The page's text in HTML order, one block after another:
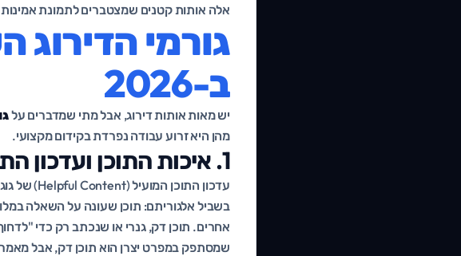
אלה אותות קטנים שמצטברים לתמונת אמינות
גורמי הדירוג
ב-2026
יש מאות אותות דירוג, אבל מתי שמדברים על
מהן היא זרוע עבודה נפרדת בקידום מקצועי.
1. איכות התוכן ועדכון התוכן המועיל
עדכון התוכן המועיל (Helpful Content) של גוגל שינה את כללי המשחק. גוגל מתגמלת תוכן שנכתב
בשביל אלגוריתם: תוכן שעונה על השאלה
אחרים. תוכן דק, גנרי או שנכתב רק כדי